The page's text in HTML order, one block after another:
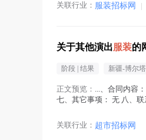
关联行业： 服装招标网 |
关于其他演出 服装的
阶段 | 结果 新疆-博尔
正文预览： ...、合同内容
七、其它事项： 无 八、
关联行业： 超市招标网